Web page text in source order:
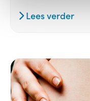
Lees verder